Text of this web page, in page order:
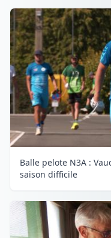
Balle pelote N3A :
saison difficile